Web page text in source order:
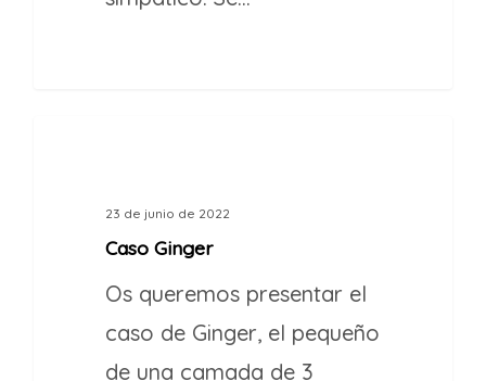
23 de junio de 2022
Caso Ginger
Os queremos presentar el
caso de Ginger, el pequeño
de una camada de 3